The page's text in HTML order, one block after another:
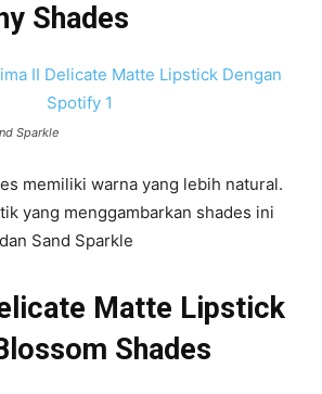
Shades
Sparkle
memiliki warna yang lebih natural.
yang menggambarkan shades ini
Sand Sparkle
Matte Lipstick
Shades